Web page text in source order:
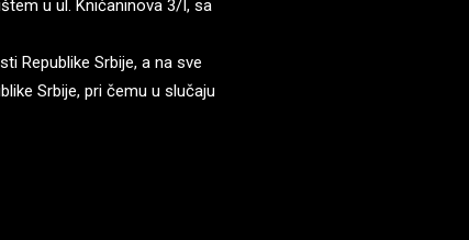
u ul. Knićaninova 3/I, sa
Republike Srbije, a na sve
Srbije, pri čemu u slučaju